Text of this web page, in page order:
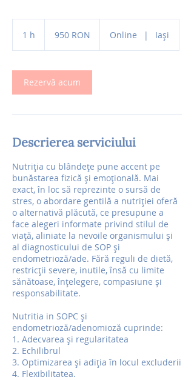
1 h 950 RON Online | Iași
Rezervă acum
Descrierea serviciului
Nutriția cu blândețe pune accent pe
bunăstarea fizică și emoțională. Mai
exact, în loc să reprezinte o sursă de
stres, o abordare gentilă a nutriției oferă
o alternativă plăcută, ce presupune a
face alegeri informate privind stilul de
viață, aliniate la nevoile organismului și
al diagnosticului de SOP și
endometrioză/ade. Fără reguli de dietă,
restricții severe, inutile, însă cu limite
sănătoase, înțelegere, compasiune și
responsabilitate.
Nutritia in SOPC și
endometrioză/adenomioză cuprinde:
1. Adecvarea și regularitatea
2. Echilibrul
3. Optimizarea și adiția în locul excluderii
4. Flexibilitatea.